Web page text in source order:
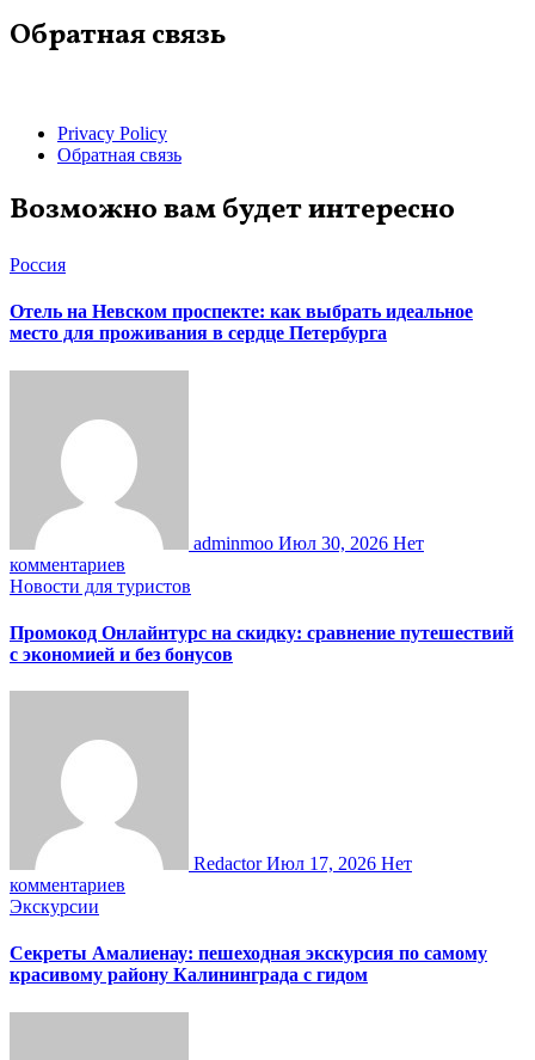
Обратная связь
Privacy Policy
Обратная связь
Возможно вам будет интересно
Россия
Отель на Невском проспекте: как выбрать идеальное
место для проживания в сердце Петербурга
adminmoo Июл 30, 2026 Нет
комментариев
Новости для туристов
Промокод Онлайнтурс на скидку: сравнение путешествий
с экономией и без бонусов
RedactorИюл 17, 2026 Нет
комментариев
Экскурсии
Секреты Амалиенау: пешеходная экскурсия по самому
красивому району Калининграда с гидом